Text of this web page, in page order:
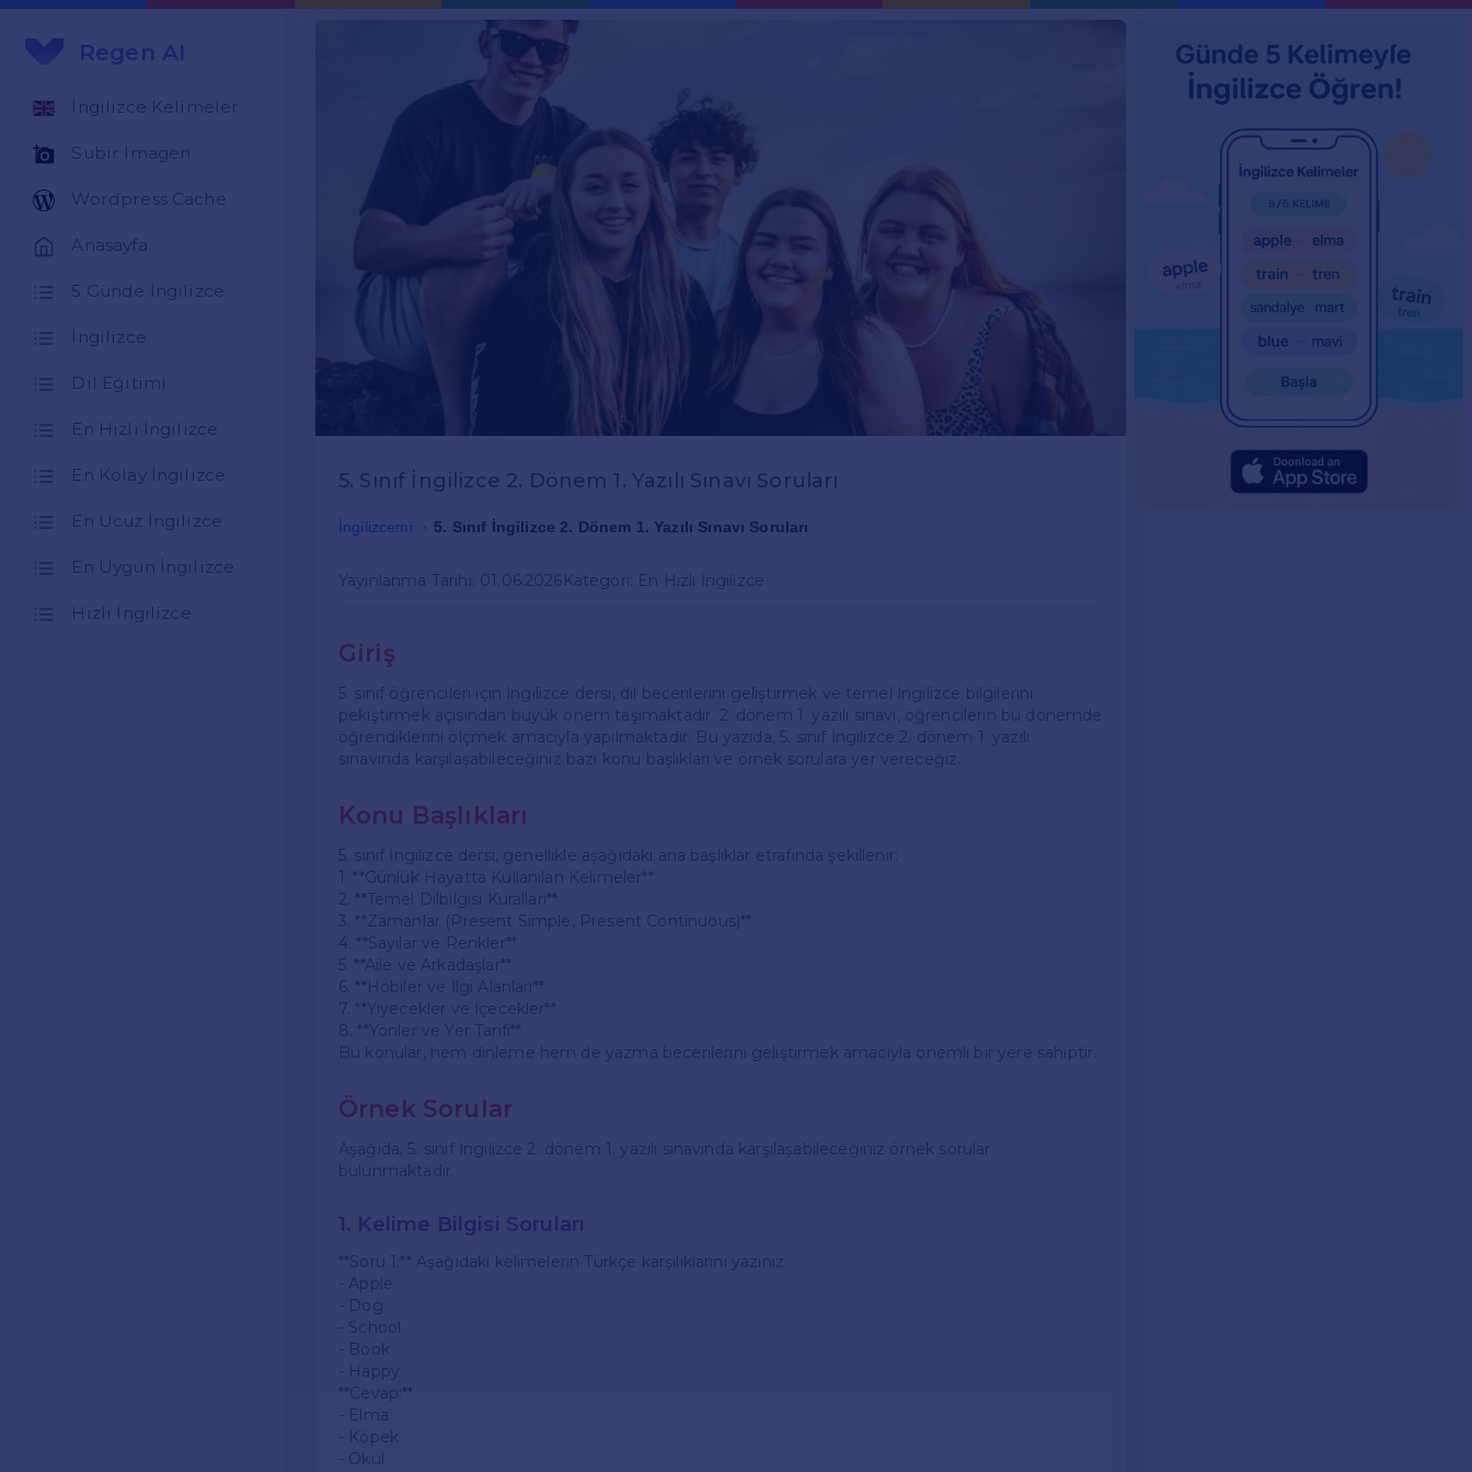
Regen AI
İngilizce Kelimeler
Subir Imagen
Wordpress Cache
Anasayfa
5 Günde İngilizce
İngilizce
Dil Eğitimi
En Hızlı İngilizce
En Kolay İngilizce
En Ucuz İngilizce
En Uygun İngilizce
Hızlı İngilizce
5. Sınıf İngilizce 2. Dönem 1. Yazılı Sınavı Soruları
İngilizcemi 5. Sınıf İngilizce 2. Dönem 1. Yazılı Sınavı Soruları
Yayınlanma Tarihi: 01.06.2026 Kategori: En Hızlı İngilizce
Giriş
5. sınıf öğrencileri için İngilizce dersi, dil becerilerini geliştirmek ve temel İngilizce bilgilerini
pekiştirmek açısından büyük önem taşımaktadır. 2. dönem 1. yazılı sınavı, öğrencilerin bu dönemde
öğrendiklerini ölçmek amacıyla yapılmaktadır. Bu yazıda, 5. sınıf İngilizce 2. dönem 1. yazılı
sınavında karşılaşabileceğiniz bazı konu başlıkları ve örnek sorulara yer vereceğiz.
Konu Başlıkları
5. sınıf İngilizce dersi, genellikle aşağıdaki ana başlıklar etrafında şekillenir:
1. **Günlük Hayatta Kullanılan Kelimeler**
2. **Temel Dilbilgisi Kuralları**
3. **Zamanlar (Present Simple, Present Continuous)**
4. **Sayılar ve Renkler**
5. **Aile ve Arkadaşlar**
6. **Hobiler ve İlgi Alanları**
7. **Yiyecekler ve İçecekler**
8. **Yönler ve Yer Tarifi**
Bu konular, hem dinleme hem de yazma becerilerini geliştirmek amacıyla önemli bir yere sahiptir.
Örnek Sorular
Aşağıda, 5. sınıf İngilizce 2. dönem 1. yazılı sınavında karşılaşabileceğiniz örnek sorular
bulunmaktadır.
1. Kelime Bilgisi Soruları
**Soru 1:** Aşağıdaki kelimelerin Türkçe karşılıklarını yazınız.
- Apple
- Dog
- School
- Book
- Happy
**Cevap:**
- Elma
- Köpek
- Okul